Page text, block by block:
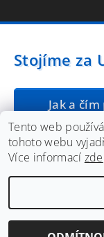
Tento web
tohoto webu
Více informací zde
Stojíme za
Jak a